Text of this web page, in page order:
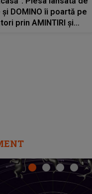
DOMINO îi poartă pe
prin AMINTIRI și